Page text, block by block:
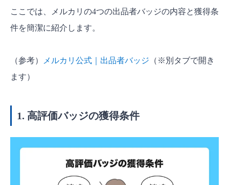
ここでは、メルカリの4つの出品者バッジの内容と獲得条
件を簡潔に紹介します。
（参考） メルカリ公式｜出品者バッジ （※別タブで開き
ます）
1. 高評価バッジの獲得条件